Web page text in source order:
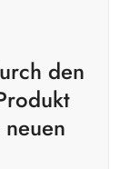
den